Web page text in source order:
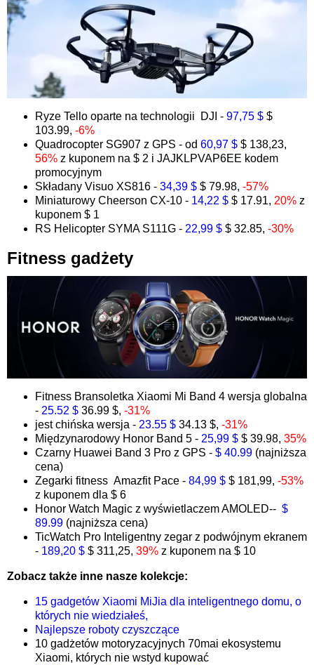
Ryze Tello oparte na technologii DJI - 97,75 $ $
103.99, -6%
Quadrocopter SG907 z GPS - od 60,97 $ $ 138,23,
56% z kuponem na $ 2 i JAJKLPVAP6EE kodem
promocyjnym
Składany Visuo XS816 - 34,39 $ $ 79.98, -57%
Miniaturowy Cheerson CX-10 - 14,22 $ $ 17.91, 20% z
kuponem $ 1
RS Helicopter SYMA S111G - 22,99 $ $ 32.85, -30%
Fitness gadżety
Fitness Bransoletka Xiaomi Mi Band 4 wersja globalna
- 25.52 $ 36.99 $, -31%
jest chińska wersja - 23.55 $ 34.13 $, -31%
Międzynarodowy Honor Band 5 - 25,99 $ $ 39.98, 35%
Czarny Huawei Band 3 Pro z GPS - $ 40.99 (najniższa
cena)
Zegarki fitness Amazfit Pace - 84,99 $ $ 181,99, -53%
z kuponem dla $ 6
Honor Watch Magic z wyświetlaczem AMOLED-- $
89.99 (najniższa cena)
TicWatch Pro Inteligentny zegar z podwójnym ekranem
- 189,20 $ $ 311,25, 39% z kuponem na $ 10
Zobacz także inne nasze kolekcje:
15 gadgetów Xiaomi MiJia dla inteligentnego domu, o
których nie wiedziałeś,
Najlepsze roboty czyszczące
10 gadżetów motoryzacyjnych 70mai ekosystemu
Xiaomi, których nie wstyd kupować